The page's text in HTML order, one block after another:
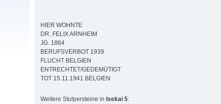
HIER WOHNTE
DR. FELIX ARNHEIM
JG. 1864
BERUFSVERBOT 1939
FLUCHT BELGIEN
ENTRECHTET/GEDEMÜTIGT
TOT 15.11.1941 BELGIEN
Weitere Stolpersteine in Isekai 5: